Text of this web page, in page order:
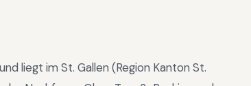
liegt im St. Gallen (Region Kanton St.